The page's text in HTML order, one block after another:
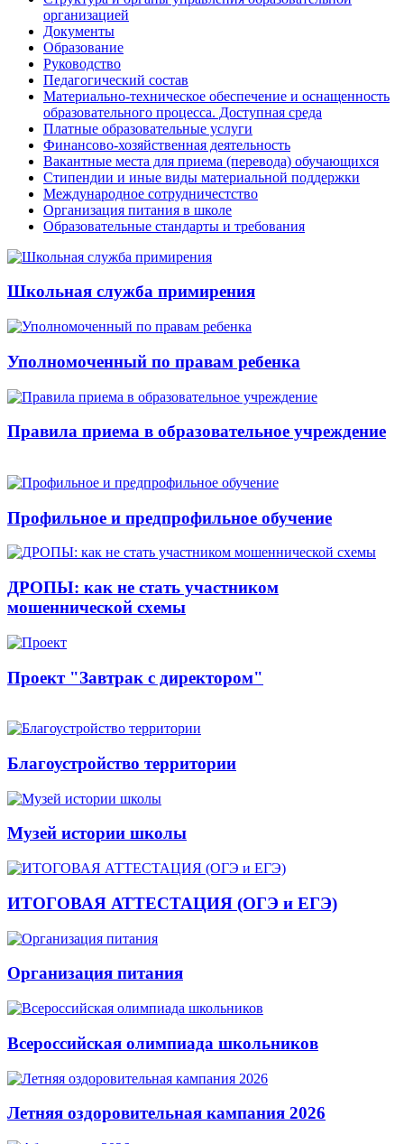
организацией
Документы
Образование
Руководство
Педагогический состав
Материально-техническое обеспечение и оснащенность
образовательного процесса. Доступная среда
Платные образовательные услуги
Финансово-хозяйственная деятельность
Вакантные места для приема (перевода) обучающихся
Стипендии и иные виды материальной поддержки
Международное сотрудничестство
Организация питания в школе
Образовательные стандарты и требования
Школьная служба примирения
Уполномоченный по правам ребенка
Правила приема в образовательное учреждение
Профильное и предпрофильное обучение
ДРОПЫ: как не стать участником
мошеннической схемы
Проект "Завтрак с директором"
Благоустройство территории
Музей истории школы
ИТОГОВАЯ АТТЕСТАЦИЯ (ОГЭ и ЕГЭ)
Организация питания
Всероссийская олимпиада школьников
Летняя оздоровительная кампания 2026